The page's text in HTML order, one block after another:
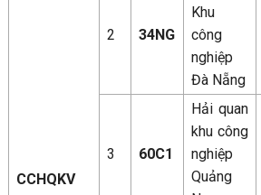
CCHQKV
2 34NG
Khu
công
nghiệp
Đà Nẵng
3 60C1
Hải quan
khu công
nghiệp
Quảng